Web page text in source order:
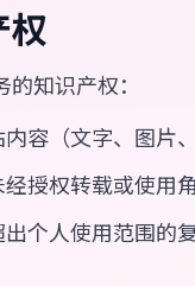
权
知识产权：
容（文字、图片
经授权转载或使用
出个人使用范围的